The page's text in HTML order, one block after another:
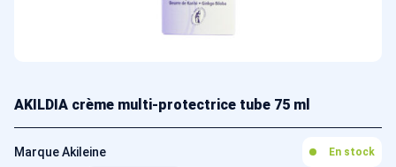
AKILDIA crème multi-protectrice tube 75 ml
Marque Akileine En stock